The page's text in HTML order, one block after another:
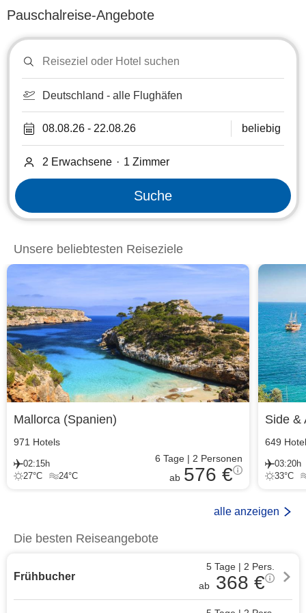
Pauschalreise-Angebote
oder
Deutschland - alle Flughäfen
08.08.26 - 22.08.26 beliebig
2 Erwachsene · 1 Zimmer
Suche
Unsere beliebtesten Reiseziele
Mallorca (Spanien)
971 Hotels
02:15h
27°C 24°C
6 Tage| 2 Personen
ab 576 €
Side &
649
03:20h
33°C
alle anzeigen
Die besten Reiseangebote
Frühbucher
5 Tage | 2 Pers.
ab
368 €